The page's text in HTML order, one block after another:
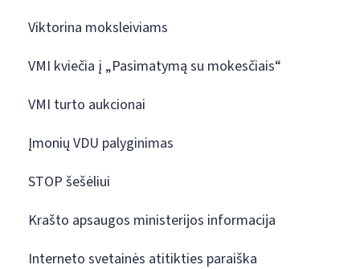
Viktorina moksleiviams
VMI kviečia į „Pasimatymą su mokesčiais“
VMI turto aukcionai
Įmonių VDU palyginimas
STOP šešėliui
Krašto apsaugos ministerijos informacija
Interneto svetainės atitikties paraiška